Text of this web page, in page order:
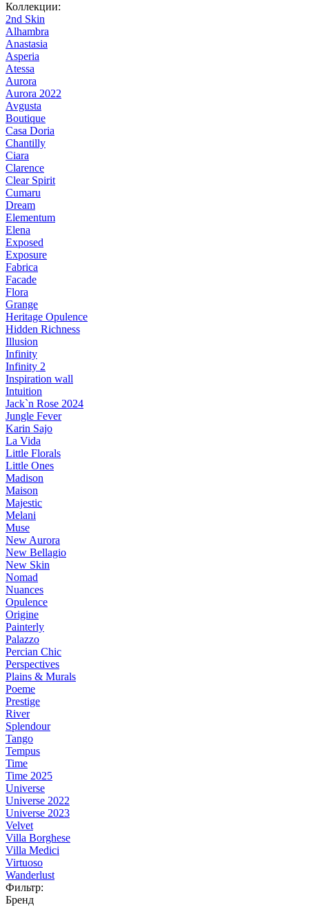
Коллекции:
2nd Skin
Alhambra
Anastasia
Asperia
Atessa
Aurora
Aurora 2022
Avgusta
Boutique
Casa Doria
Chantilly
Ciara
Clarence
Clear Spirit
Cumaru
Dream
Elementum
Elena
Exposed
Exposure
Fabrica
Facade
Flora
Grange
Heritage Opulence
Hidden Richness
Illusion
Infinity
Infinity 2
Inspiration wall
Intuition
Jack`n Rose 2024
Jungle Fever
Karin Sajo
La Vida
Little Florals
Little Ones
Madison
Maison
Majestic
Melani
Muse
New Aurora
New Bellagio
New Skin
Nomad
Nuances
Opulence
Origine
Painterly
Palazzo
Percian Chic
Perspectives
Plains & Murals
Poeme
Prestige
River
Splendour
Tango
Tempus
Time
Time 2025
Universe
Universe 2022
Universe 2023
Velvet
Villa Borghese
Villa Medici
Virtuoso
Wanderlust
Фильтр:
Бренд